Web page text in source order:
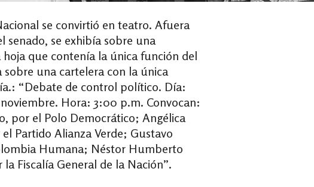
se convirtió en teatro. Afuera
senado, se exhibía sobre una
que contenía la única función del
sobre una cartelera con la única
“Debate de control político. Día:
Hora: 3:00 p.m. Convocan:
por el Polo Democrático; Angélica
Partido Alianza Verde; Gustavo
Humana; Néstor Humberto
Fiscalía General de la Nación”.